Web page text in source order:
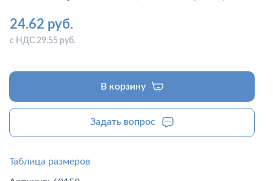
24.62 руб.
с НДС 29.55 руб.
В корзину
Задать вопрос
Таблица размеров